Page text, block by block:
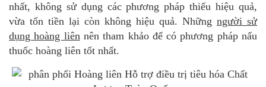
nhất, không sử dụng các phương pháp thiếu hiệu quả,
vừa tốn tiền lại còn không hiệu quả. Những người sử
dụng hoàng liênnên tham khảo để có phương pháp nấu
thuốc hoàng liên tốt nhất.